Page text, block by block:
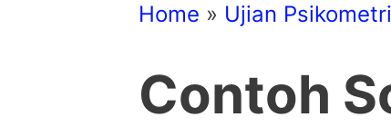
Home » Ujian
Contoh